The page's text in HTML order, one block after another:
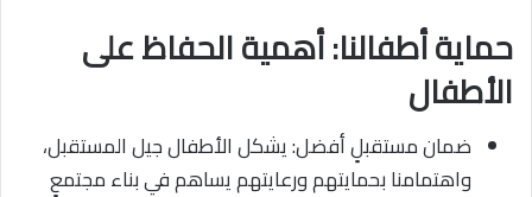
حماية أطفالنا: أهمية الحفاظ على
الأطفال
ضمان مستقبلٍ أفضل: يشكل الأطفال جيل المستقبل،
واهتمامنا بحمايتهم ورعايتهم يساهم في بناء مجتمعٍ